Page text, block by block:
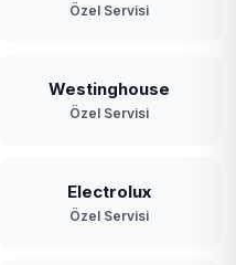
Özel Servisi
Westinghouse
Özel Servisi
Electrolux
Özel Servisi